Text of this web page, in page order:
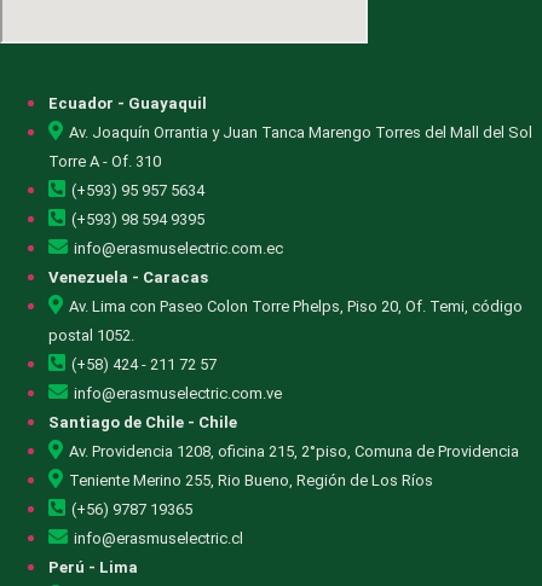
Ecuador - Guayaquil
Av. Joaquín Orrantia y Juan Tanca Marengo Torres del Mall del Sol
Torre A - Of. 310
(+593) 95 957 5634
(+593) 98 594 9395
info@erasmuselectric.com.ec
Venezuela - Caracas
Av. Lima con Paseo Colon Torre Phelps, Piso 20, Of. Temi, código
postal 1052.
(+58) 424 - 211 72 57
info@erasmuselectric.com.ve
Santiago de Chile - Chile
Av. Providencia 1208, oficina 215, 2°piso, Comuna de Providencia
Teniente Merino 255, Rio Bueno, Región de Los Ríos
(+56) 9787 19365
info@erasmuselectric.cl
Perú - Lima